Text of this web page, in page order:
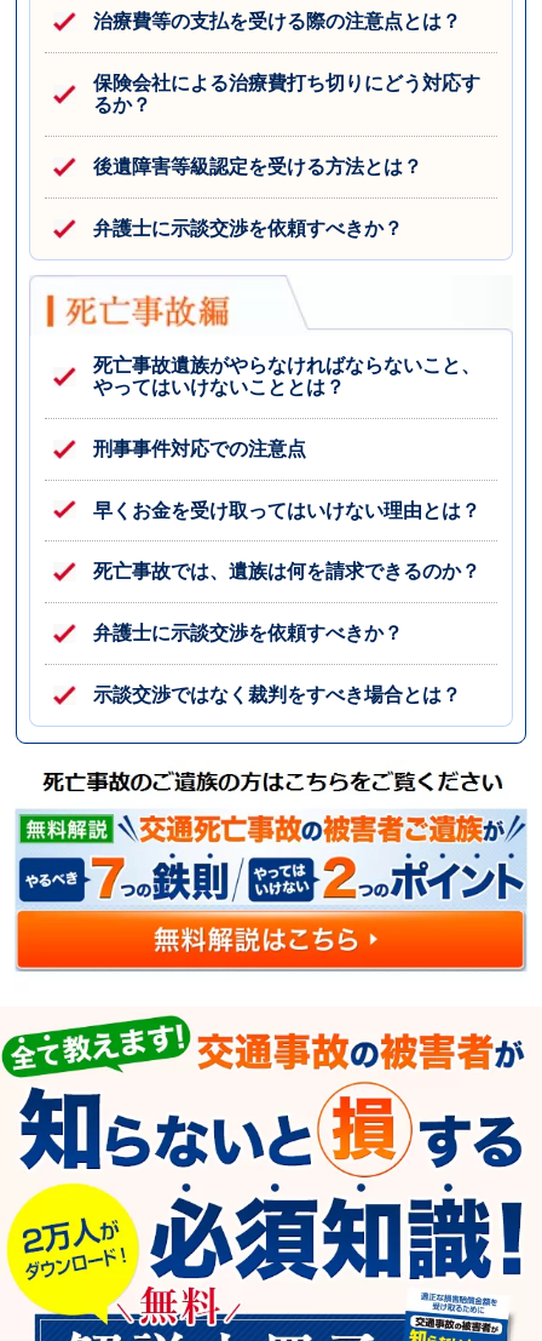
治療費等の支払を受ける際の注意点とは？
保険会社による治療費打ち切りにどう対応す
るか？
後遺障害等級認定を受ける方法とは？
弁護士に示談交渉を依頼すべきか？
死亡事故遺族がやらなければならないこと、
やってはいけないこととは？
刑事事件対応での注意点
早くお金を受け取ってはいけない理由とは？
死亡事故では、遺族は何を請求できるのか？
弁護士に示談交渉を依頼すべきか？
示談交渉ではなく裁判をすべき場合とは？